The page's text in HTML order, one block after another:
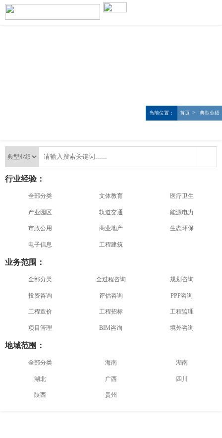
当前位置： 首页 > 典型业绩
行业经验：
全部分类 文体教育 医疗卫生
产业园区 轨道交通 能源电力
市政公用 商业地产 生态环保
电子信息 工程建筑
业务范围：
全部分类 全过程咨询 规划咨询
投资咨询 评估咨询 PPP咨询
工程造价 工程招标 工程监理
项目管理 BIM咨询 境外咨询
地域范围：
全部分类 海南 湖南
湖北 广西 四川
陕西 贵州